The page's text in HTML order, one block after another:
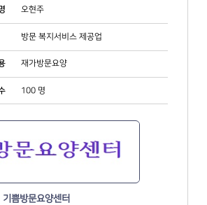
오현주
방문 복지서비스 제공업
재가방문요양
100 명
기쁨방문요양센터